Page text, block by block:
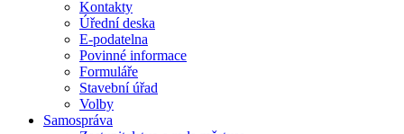
Kontakty
Úřední deska
E-podatelna
Povinné informace
Formuláře
Stavební úřad
Volby
Samospráva